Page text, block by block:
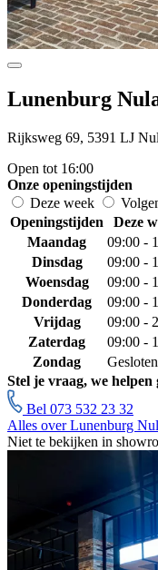
Lunenburg
Rijksweg 69, 5391 LJ
Open tot 16:00
Onze openingstijden
Deze week
Openingstijden
Deze
Maandag
09:00 -
Dinsdag
09:00 -
Woensdag
09:00 -
Donderdag
09:00 -
Vrijdag
09:00 -
Zaterdag
09:00 -
Zondag
Gesloten
Stel je vraag, we helpen
Bel 073 532 23 32
Alles over Lunenburg
Niet te bekijken in